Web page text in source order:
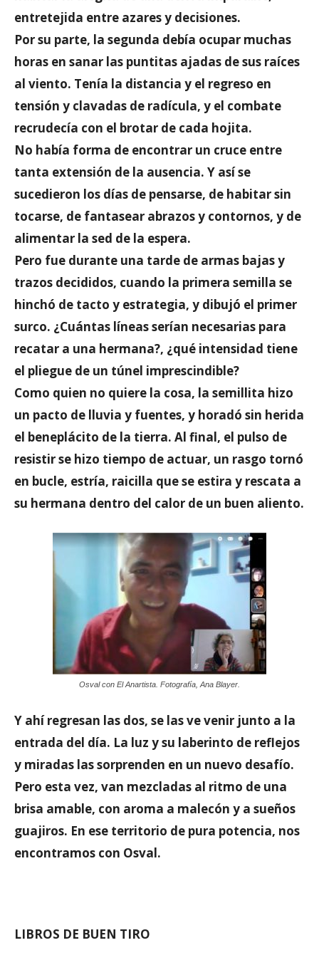
entretejida entre azares y decisiones.
Por su parte, la segunda debía ocupar muchas
horas en sanar las puntitas ajadas de sus raíces
al viento. Tenía la distancia y el regreso en
tensión y clavadas de radícula, y el combate
recrudecía con el brotar de cada hojita.
No había forma de encontrar un cruce entre
tanta extensión de la ausencia. Y así se
sucedieron los días de pensarse, de habitar sin
tocarse, de fantasear abrazos y contornos, y de
alimentar la sed de la espera.
Pero fue durante una tarde de armas bajas y
trazos decididos, cuando la primera semilla se
hinchó de tacto y estrategia, y dibujó el primer
surco. ¿Cuántas líneas serían necesarias para
recatar a una hermana?, ¿qué intensidad tiene
el pliegue de un túnel imprescindible?
Como quien no quiere la cosa, la semillita hizo
un pacto de lluvia y fuentes, y horadó sin herida
el beneplácito de la tierra. Al final, el pulso de
resistir se hizo tiempo de actuar, un rasgo tornó
en bucle, estría, raicilla que se estira y rescata a
su hermana dentro del calor de un buen aliento.
Osval con El Anartista. Fotografía, Ana Blayer.
Y ahí regresan las dos, se las ve venir junto a la
entrada del día. La luz y su laberinto de reflejos
y miradas las sorprenden en un nuevo desafío.
Pero esta vez, van mezcladas al ritmo de una
brisa amable, con aroma a malecón y a sueños
guajiros. En ese territorio de pura potencia, nos
encontramos con Osval.
LIBROS DE BUEN TIRO